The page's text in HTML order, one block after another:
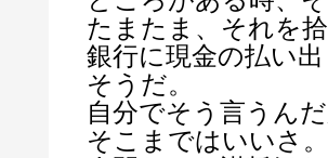
たまたま、それを
銀行に現金の払い
そうだ。
自分でそう言うん
そこまではいいさ。